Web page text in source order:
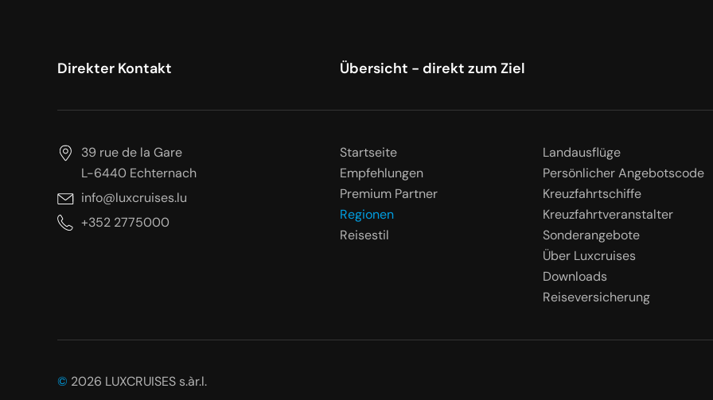
Direkter Kontakt
39 rue de la Gare
L-6440 Echternach
info@luxcruises.lu
+352 2775000
Übersicht - direkt zum Ziel
Startseite
Empfehlungen
Premium Partner
Regionen
Reisestil
Landausflüge
Persönlicher Angebotscode
Kreuzfahrtschiffe
Kreuzfahrtveranstalter
Sonderangebote
Über Luxcruises
Downloads
Reiseversicherung
© 2026 LUXCRUISES s.àr.l.